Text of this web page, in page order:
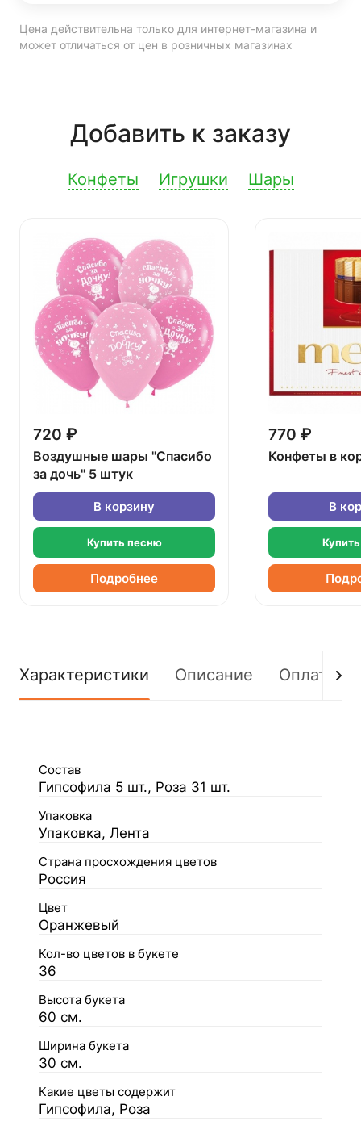
Цена действительна только для интернет-магазина и
может отличаться от цен в розничных магазинах
Добавить к заказу
Конфеты Игрушки Шары
720 ₽
Воздушные шары "Спасибо
за дочь" 5 штук
В корзину
Купить песню
Подробнее
770 ₽
Конфеты в
В
Характеристики Описание Оплата
Состав
Гипсофила 5 шт., Роза 31 шт.
Упаковка
Упаковка, Лента
Страна просхождения цветов
Россия
Цвет
Оранжевый
Кол-во цветов в букете
36
Высота букета
60 см.
Ширина букета
30 см.
Какие цветы содержит
Гипсофила, Роза